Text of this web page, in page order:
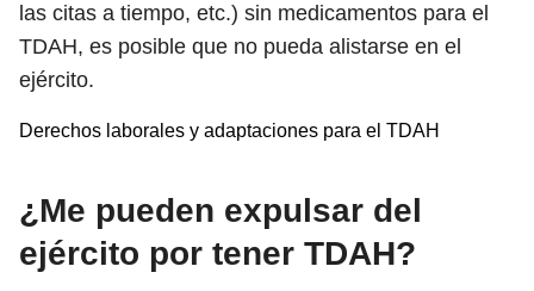
las citas a tiempo, etc.) sin medicamentos para el
TDAH, es posible que no pueda alistarse en el
ejército.
Derechos laborales y adaptaciones para el TDAH
¿Me pueden expulsar del
ejército por tener TDAH?